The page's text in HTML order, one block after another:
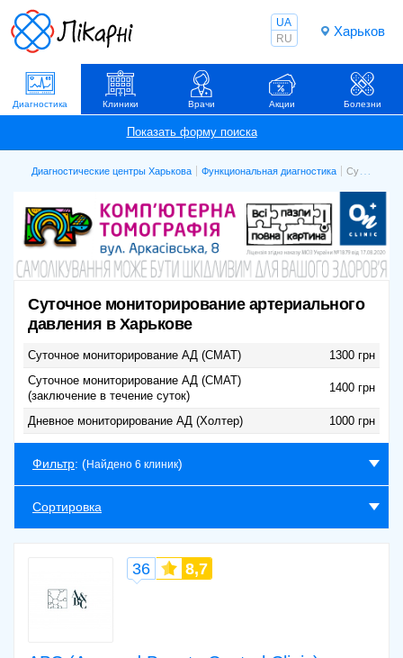
Харьков
UA
RU
Диагностика Клиники Врачи Акции Болезни
Диагностические центры Харькова Функциональная диагностика Суточное мониторирование артериального давления
Суточное мониторирование артериального
давления в Харькове
Суточное мониторирование АД (СМАТ)
1300 грн
Суточное мониторирование АД (СМАТ)
(заключение в течение суток)
1400 грн
Дневное мониторирование АД (Холтер) 1000 грн
Фильтр: (Найдено 6 клиник)
Сортировка
36 8,7